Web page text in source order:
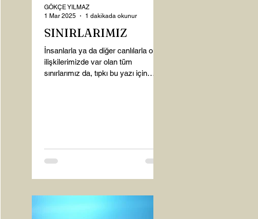
SINIRLARIMIZ
İnsanlarla ya da diğer canlılarla olan
ilişkilerimizde var olan tüm
sınırlarımız da, tıpkı bu yazı için
GÖKÇE YILMAZ
1 Mar 2025
1 dakikada okunur